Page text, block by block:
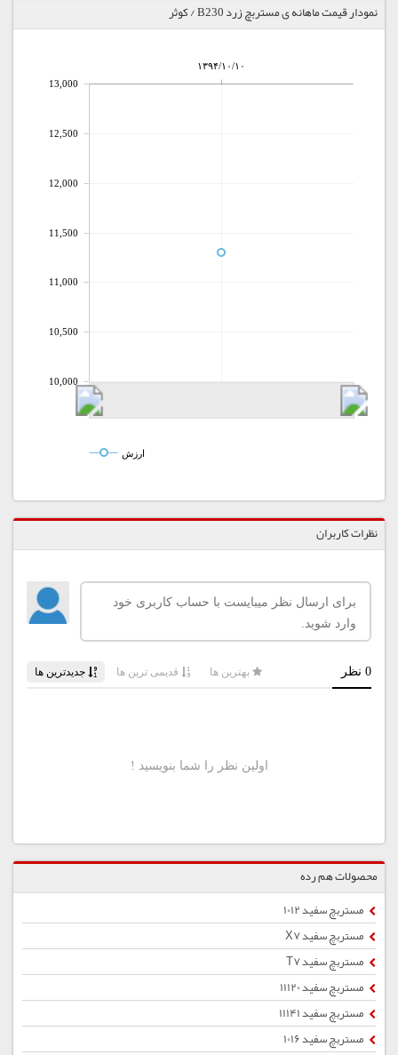
نمودار قیمت ماهانه ی مستربچ زرد B230 / کوثر
۱۳۹۴/۱۰/۱۰
10,000
10,500
11,000
11,500
12,000
12,500
13,000
ارزش
نظرات کاربران
محصولات هم رده
مستربچ سفید 1012
مستربچ سفید X7
مستربچ سفید T7
مستربچ سفید 11120
مستربچ سفید 11141
مستربچ سفید 1016